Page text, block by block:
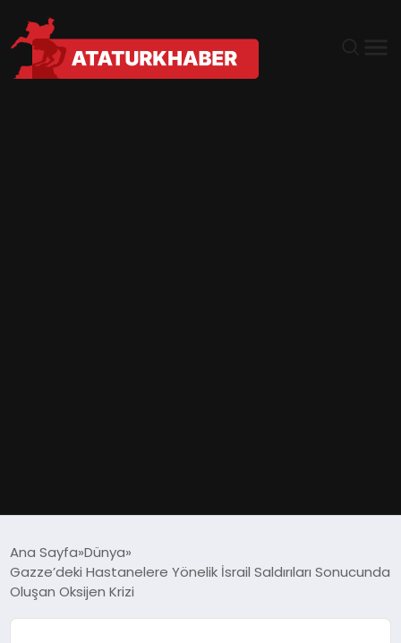
DÜNYA
Ana Sayfa Dünya
Gazze’deki Hastanelere Yönelik İsrail Saldırıları Sonucunda
Oluşan Oksijen Krizi